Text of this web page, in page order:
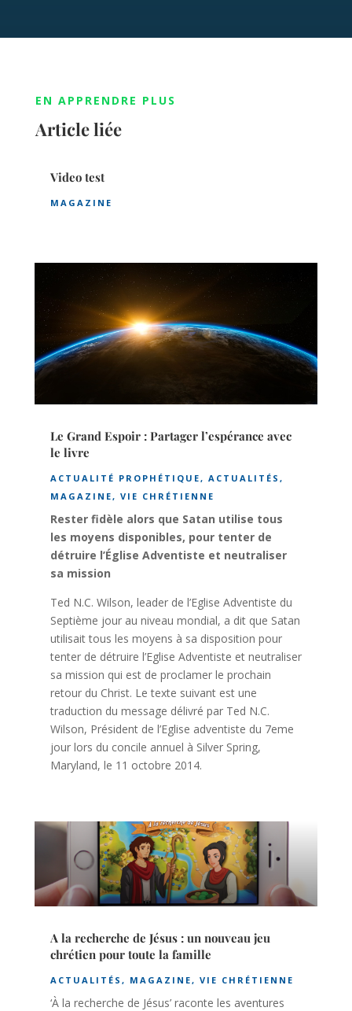
EN APPRENDRE PLUS
Article liée
Video test
MAGAZINE
Le Grand Espoir : Partager l’espérance avec
le livre
ACTUALITÉ PROPHÉTIQUE, ACTUALITÉS ,
MAGAZINE, VIE CHRÉTIENNE
Rester fidèle alors que Satan utilise tous
les moyens disponibles, pour tenter de
détruire l’Église Adventiste et neutraliser
sa mission
Ted N.C. Wilson, leader de l’Eglise Adventiste du
Septième jour au niveau mondial, a dit que Satan
utilisait tous les moyens à sa disposition pour
tenter de détruire l’Eglise Adventiste et neutraliser
sa mission qui est de proclamer le prochain
retour du Christ. Le texte suivant est une
traduction du message délivré par Ted N.C.
Wilson, Président de l’Eglise adventiste du 7eme
jour lors du concile annuel à Silver Spring,
Maryland, le 11 octobre 2014.
A la recherche de Jésus : un nouveau jeu
chrétien pour toute la famille
ACTUALITÉS , MAGAZINE, VIE CHRÉTIENNE
‘À la recherche de Jésus’ raconte les aventures